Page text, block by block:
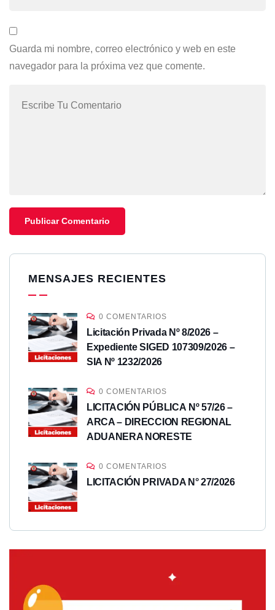
Guarda mi nombre, correo electrónico y web en este
navegador para la próxima vez que comente.
MENSAJES RECIENTES
0 COMENTARIOS
Licitación Privada Nº 8/2026 –
Expediente SIGED 107309/2026 –
SIA Nº 1232/2026
0 COMENTARIOS
LICITACIÓN PÚBLICA Nº 57/26 –
ARCA – DIRECCION REGIONAL
ADUANERA NORESTE
0 COMENTARIOS
LICITACIÓN PRIVADA N° 27/2026